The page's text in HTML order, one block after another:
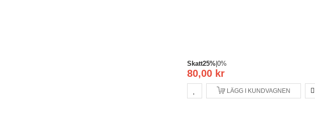
80,00 kr
Skatt25%| 0%
LÄGG I KUNDVAGNEN